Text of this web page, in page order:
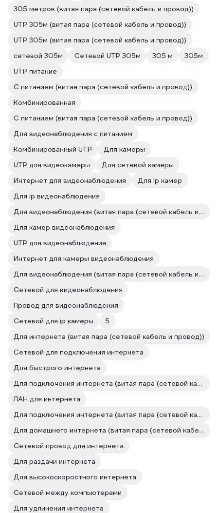
305 метров (витая пара (сетевой кабель и провод))
UTP 305м (витая пара (сетевой кабель и провод))
UTP 305м (витая пара (сетевой кабель и провод))
сетевой 305м
Сетевой UTP 305м 305 м
305м
UTP питание
С питанием (витая пара (сетевой кабель и провод))
Комбинированная
С питанием (витая пара (сетевой кабель и провод))
Для видеонаблюдения с питанием
Комбинированный UTP
Для камеры
UTP для видеокамеры
Для сетевой камеры
Интернет для видеонаблюдения
Для ip камер
Для ip видеонаблюдения
Для видеонаблюдения (витая пара (сетевой кабель и провод))
Для камер видеонаблюдения
UTP для видеонаблюдения
Интернет для камеры видеонаблюдения
Для видеонаблюдения (витая пара (сетевой кабель и провод))
Сетевой для видеонаблюдения
Провод для видеонаблюдения
Сетевой для ip камеры
5
Для интернета (витая пара (сетевой кабель и провод))
Сетевой для подключения интернета
Для быстрого интернета
Для подключения интернета (витая пара (сетевой кабель и провод))
ЛАН для интернета
Для подключения интернета (витая пара (сетевой кабель и провод))
Для домашнего интернета (витая пара (сетевой кабель и провод))
Сетевой провод для интернета
Для раздачи интернета
Для высокоскоростного интернета
Сетевой между компьютерами
Для удлинения интернета